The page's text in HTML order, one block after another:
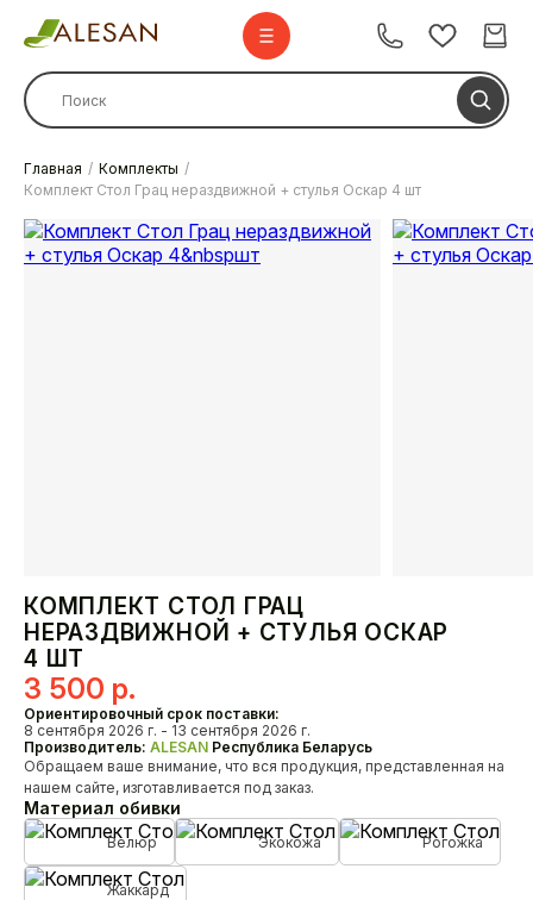
Стулья
Стулья барные
О нас
HoReCa
Доставка и оплата
Наши проекты
Дизайнерам
Дилерам
Как связаться с нами?
+375 29 347-09-09
alesanby@mail.ru
Отдел продаж с 10:00 до 20:00
Главная
Комплекты
Комплект Стол Грац нераздвижной + стулья Оскар 4 шт
КОМПЛЕКТ СТОЛ ГРАЦ
НЕРАЗДВИЖНОЙ + СТУЛЬЯ ОСКАР
4 ШТ
3 500 р.
Ориентировочный срок поставки:
8 сентября 2026 г. - 13 сентября 2026 г.
Производитель: ALESAN Республика Беларусь
Обращаем ваше внимание, что вся продукция, представленная на
нашем сайте, изготавливается под заказ.
Материал обивки
Велюр Экокожа Рогожка
Жаккард